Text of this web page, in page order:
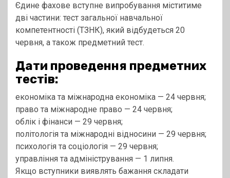
Єдине фахове вступне випробування міститиме
дві частини: тест загальної навчальної
компетентності (ТЗНК), який відбудеться 20
червня, а також предметний тест.
Дати проведення предметних
тестів:
економіка та міжнародна економіка — 24 червня;
право та міжнародне право — 24 червня;
облік і фінанси — 29 червня;
політологія та міжнародні відносини — 29 червня;
психологія та соціологія — 29 червня;
управління та адміністрування — 1 липня.
Якщо вступники виявлять бажання складати